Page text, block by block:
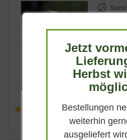
Juni
bis
(4)
Jetzt
Herbst
Bestellungen
weiterhin
ausgeliefert